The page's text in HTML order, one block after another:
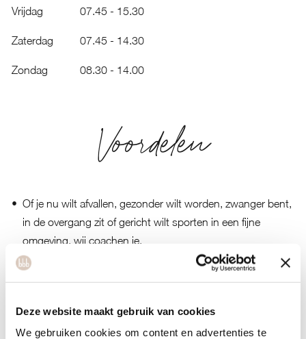
Deze website maakt gebruik van cookies
We gebruiken cookies om content en advertenties te
Vrijdag 07.45 - 15.30
Zaterdag 07.45 - 14.30
Zondag 08.30 - 14.00
Voordelen
Of je nu wilt afvallen, gezonder wilt worden, zwanger bent,
in de overgang zit of gericht wilt sporten in een fijne
omgeving, wij coachen je.
Je start met je personal workout en plant je coaching.
Samen met je coach ontdek je welke routine past bij jou